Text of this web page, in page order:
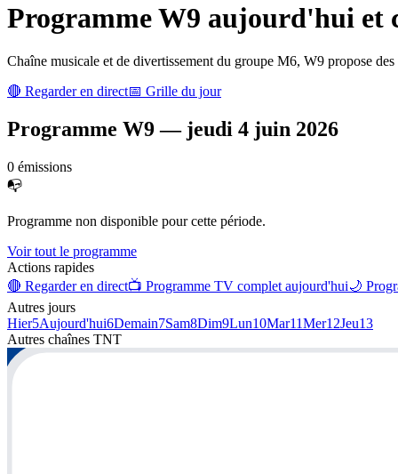
ProgrammeW9 aujourd'hui et
Chaîne musicale et de divertissement du groupe M6, W9 propose
🔴 Regarder en direct📅 Grille du jour
Programme W9— jeudi 4 juin 2026
0 émissions
📭
Programme non disponible pour cette période.
Voir tout le programme
Actions rapides
🔴 Regarder en direct📺 Programme TV complet aujourd'hui🌙
Autres jours
Hier5Aujourd'hui6Demain7Sam8Dim9Lun10Mar11Mer12Jeu13
Autres chaînes TNT